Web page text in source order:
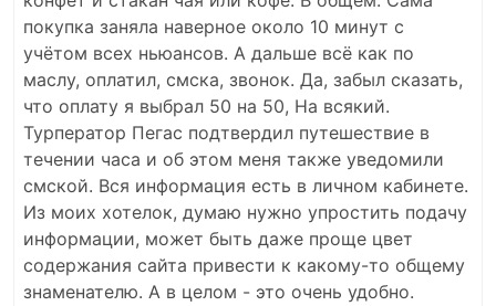
покупка заняла наверное около 10 минут с
учётом всех ньюансов. А дальше всё как по
маслу, оплатил, смска, звонок. Да, забыл сказать,
что оплату я выбрал 50 на 50, На всякий.
Турператор Пегас подтвердил путешествие в
течении часа и об этом меня также уведомили
смской. Вся информация есть в личном кабинете.
Из моих хотелок, думаю нужно упростить подачу
информации, может быть даже проще цвет
содержания сайта привести к какому-то общему
знаменателю. А в целом - это очень удобно.